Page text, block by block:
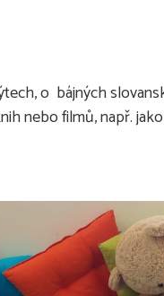
o bájných
nebo filmů, např.